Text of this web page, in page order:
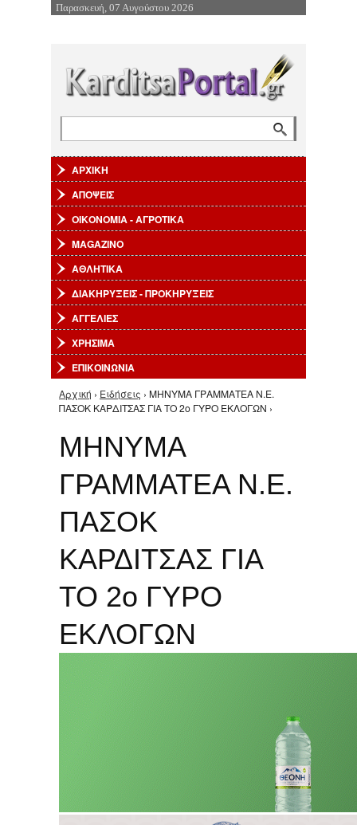
Επιστροφή στην Πλοήγηση
Παρασκευή, 07 Αυγούστου 2026
ΑΡΧΙΚΗ
ΑΠΟΨΕΙΣ
ΟΙΚΟΝΟΜΙΑ - ΑΓΡΟΤΙΚΑ
MAGAZINO
ΑΘΛΗΤΙΚΑ
ΔΙΑΚΗΡΥΞΕΙΣ - ΠΡΟΚΗΡΥΞΕΙΣ
ΑΓΓΕΛΙΕΣ
ΧΡΗΣΙΜΑ
ΕΠΙΚΟΙΝΩΝΙΑ
Είστε εδώ
Αρχική › Ειδήσεις › ΜΗΝΥΜΑ ΓΡΑΜΜΑΤΕΑ Ν.Ε.
ΠΑΣΟΚ ΚΑΡΔΙΤΣΑΣ ΓΙΑ ΤΟ 2ο ΓΥΡΟ ΕΚΛΟΓΩΝ ›
ΜΗΝΥΜΑ
ΓΡΑΜΜΑΤΕΑ Ν.Ε.
ΠΑΣΟΚ
ΚΑΡΔΙΤΣΑΣ ΓΙΑ
ΤΟ 2ο ΓΥΡΟ
ΕΚΛΟΓΩΝ